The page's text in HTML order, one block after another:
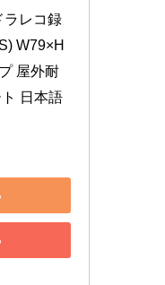
ラレコ録
W79×H
屋外耐
日本語